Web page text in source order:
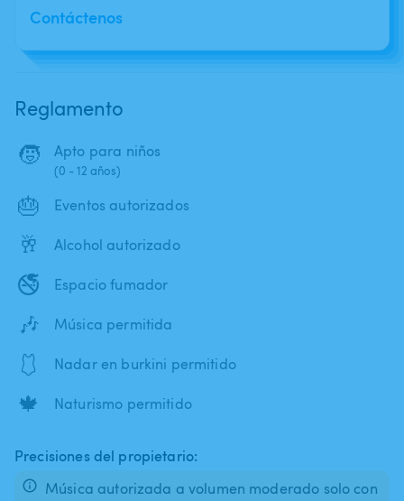
Contáctenos
Reglamento
🧒 Apto para niños
(0 - 12 años)
🎂 Eventos autorizados
🥂 Alcohol autorizado
🚭 Espacio fumador
🎶 Música permitida
🩱 Nadar en burkini permitido
🍁 Naturismo permitido
Precisiones del propietario:
Música autorizada a volumen moderado solo con